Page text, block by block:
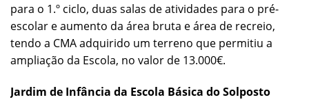
para o 1.º ciclo, duas salas de atividades para o pré-
escolar e aumento da área bruta e área de recreio,
tendo a CMA adquirido um terreno que permitiu a
ampliação da Escola, no valor de 13.000€.
Jardim de Infância da Escola Básica do Solposto